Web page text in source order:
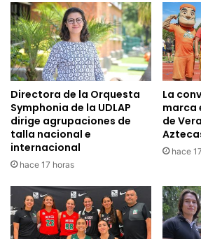
Directora de la Orquesta
Symphonia de la UDLAP
dirige agrupaciones de
talla nacional e
internacional
hace 17 horas
La
marca
de
hace